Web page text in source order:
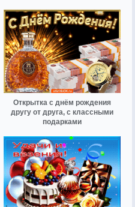
Открытка с днём рождения
другу от друга, с классными
подарками